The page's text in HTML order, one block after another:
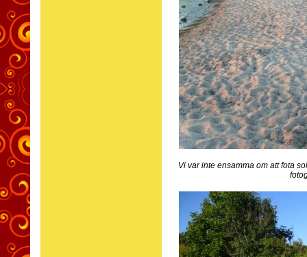
Vi var inte ensamma om att fota